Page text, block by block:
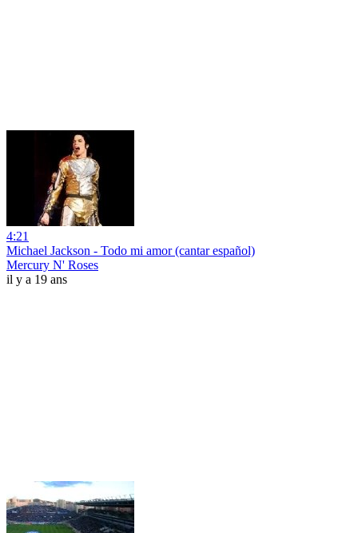
4:21
Michael Jackson - Todo mi amor (cantar español)
Mercury N' Roses
il y a 19 ans